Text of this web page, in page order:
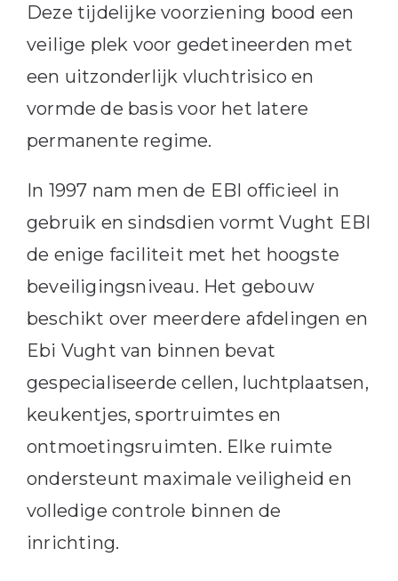
Deze tijdelijke voorziening bood een
veilige plek voor gedetineerden met
een uitzonderlijk vluchtrisico en
vormde de basis voor het latere
permanente regime.
In 1997 nam men de EBI officieel in
gebruik en sindsdien vormt Vught EBI
de enige faciliteit met het hoogste
beveiligingsniveau. Het gebouw
beschikt over meerdere afdelingen en
Ebi Vught van binnen bevat
gespecialiseerde cellen, luchtplaatsen,
keukentjes, sportruimtes en
ontmoetingsruimten. Elke ruimte
ondersteunt maximale veiligheid en
volledige controle binnen de
inrichting.